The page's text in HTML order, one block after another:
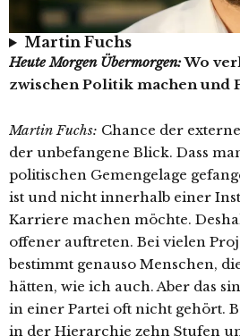
Martin Fuchs
Heute Morgen Übermorgen:Wo
zwischen Politik machen und
Martin Fuchs: Chance der
der unbefangene Blick. Dass
politischen Gemengelage
ist und nicht innerhalb einer
Karriere machen möchte.
offener auftreten. Bei vielen
bestimmt genauso Menschen,
hätten, wie ich auch. Aber das
in einer Partei oft nicht gehört.
in der Hierarchie zehn Stufen